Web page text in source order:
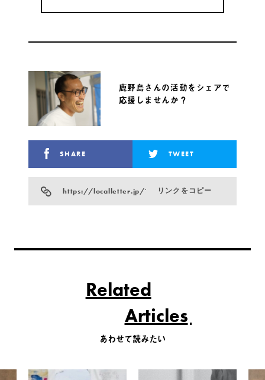
鹿野島さんの活動をシェアで
応援しませんか？
SHARE TWEET
https://localletter.jp/?p=18635リンクをコピー
Related
Articles
あわせて読みたい